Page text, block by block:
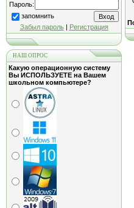
Пароль:
запомнить
Забыл пароль| Регистрация
НАШ ОПРОС
Какую операционную систему
Вы ИСПОЛЬЗУЕТЕ на Вашем
школьном компьютере?